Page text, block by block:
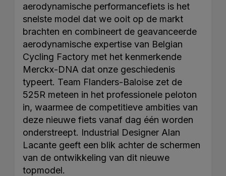
aerodynamische performancefiets is het
snelste model dat we ooit op de markt
brachten en combineert de geavanceerde
aerodynamische expertise van Belgian
Cycling Factory met het kenmerkende
Merckx-DNA dat onze geschiedenis
typeert. Team Flanders-Baloise zet de
525R meteen in het professionele peloton
in, waarmee de competitieve ambities van
deze nieuwe fiets vanaf dag één worden
onderstreept. Industrial Designer Alan
Lacante geeft een blik achter de schermen
van de ontwikkeling van dit nieuwe
topmodel.